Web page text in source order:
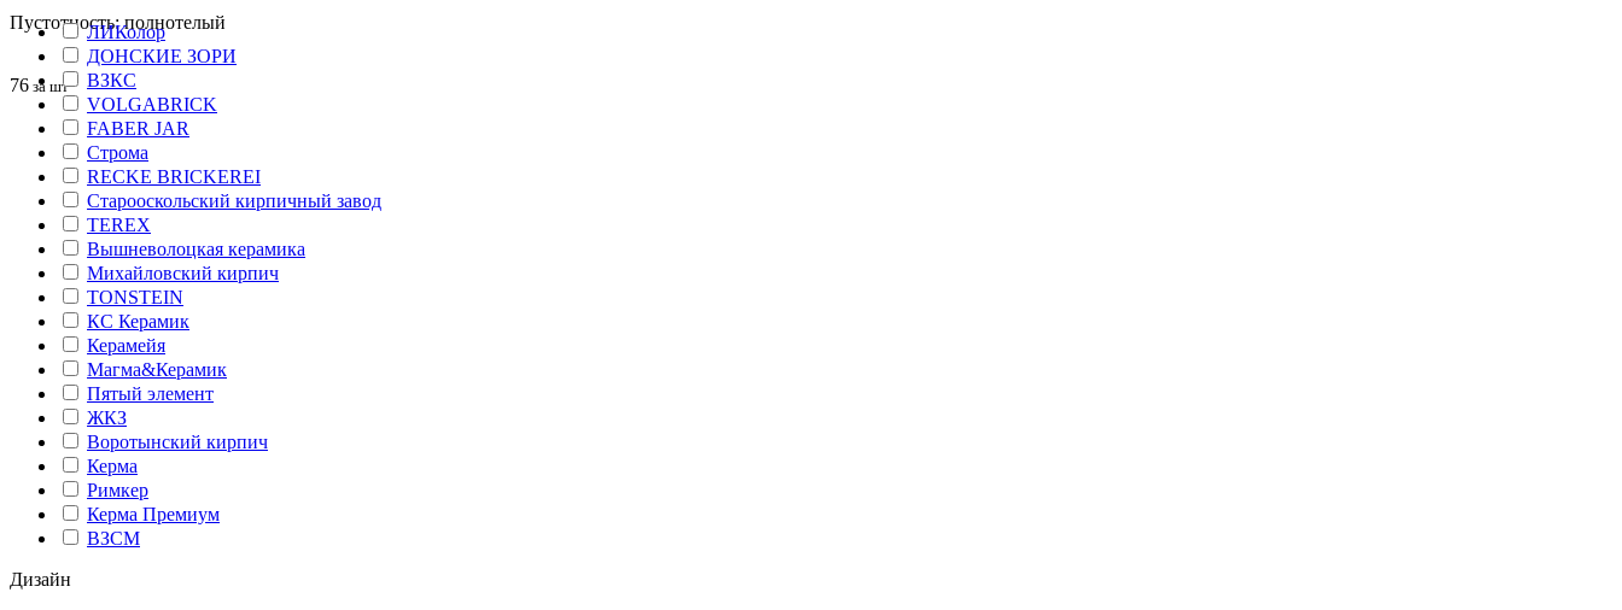
Пустотность: полнотелый
76 за шт
ЛИКолор
ДОНСКИЕ ЗОРИ
ВЗКС
VOLGABRICK
FABER JAR
Строма
RECKE BRICKEREI
Старооскольский кирпичный завод
TEREX
Вышневолоцкая керамика
Михайловский кирпич
TONSTEIN
КС Керамик
Керамейя
Магма&Керамик
Пятый элемент
ЖКЗ
Воротынский кирпич
Керма
Римкер
Керма Премиум
ВЗСМ
Дизайн